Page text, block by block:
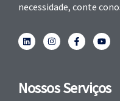
necessidade, conte
Nossos Serviços